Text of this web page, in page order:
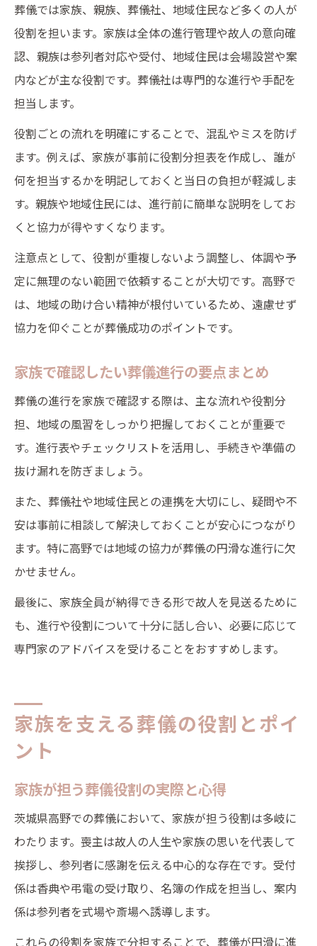
葬儀では家族、親族、葬儀社、地域住民など多くの人が
役割を担います。家族は全体の進行管理や故人の意向確
認、親族は参列者対応や受付、地域住民は会場設営や案
内などが主な役割です。葬儀社は専門的な進行や手配を
担当します。
役割ごとの流れを明確にすることで、混乱やミスを防げ
ます。例えば、家族が事前に役割分担表を作成し、誰が
何を担当するかを明記しておくと当日の負担が軽減しま
す。親族や地域住民には、進行前に簡単な説明をしてお
くと協力が得やすくなります。
注意点として、役割が重複しないよう調整し、体調や予
定に無理のない範囲で依頼することが大切です。高野で
は、地域の助け合い精神が根付いているため、遠慮せず
協力を仰ぐことが葬儀成功のポイントです。
家族で確認したい葬儀進行の要点まとめ
葬儀の進行を家族で確認する際は、主な流れや役割分
担、地域の風習をしっかり把握しておくことが重要で
す。進行表やチェックリストを活用し、手続きや準備の
抜け漏れを防ぎましょう。
また、葬儀社や地域住民との連携を大切にし、疑問や不
安は事前に相談して解決しておくことが安心につながり
ます。特に高野では地域の協力が葬儀の円滑な進行に欠
かせません。
最後に、家族全員が納得できる形で故人を見送るために
も、進行や役割について十分に話し合い、必要に応じて
専門家のアドバイスを受けることをおすすめします。
家族を支える葬儀の役割とポイ
ント
家族が担う葬儀役割の実際と心得
茨城県高野での葬儀において、家族が担う役割は多岐に
わたります。喪主は故人の人生や家族の思いを代表して
挨拶し、参列者に感謝を伝える中心的な存在です。受付
係は香典や弔電の受け取り、名簿の作成を担当し、案内
係は参列者を式場や斎場へ誘導します。
これらの役割を家族で分担することで、葬儀が円滑に進